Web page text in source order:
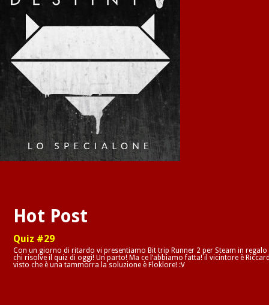
Hot Post
Quiz #29
Con un giorno di ritardo vi presentiamo Bit trip Runner 2 per Steam in regalo
chi risolve il quiz di oggi! Un parto! Ma ce l’abbiamo fatta! il vicintore è
visto che è una tammorra la soluzione è Floklore! :V